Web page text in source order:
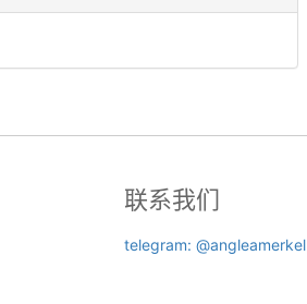
联系我们
telegram: @angleamerkel